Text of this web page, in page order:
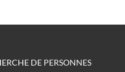
DE PERSONNES